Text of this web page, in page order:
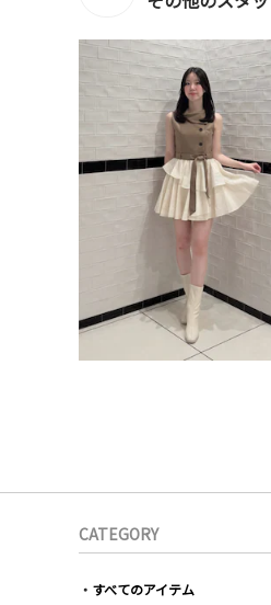
CATEGORY
すべてのアイテム